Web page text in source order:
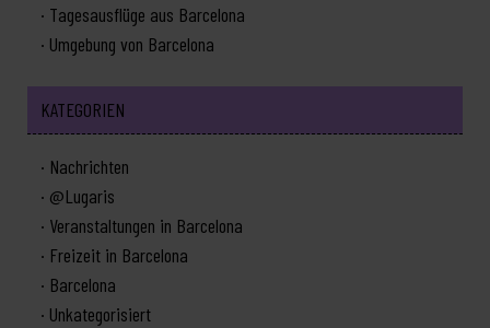
Tagesausflüge aus Barcelona
Umgebung von Barcelona
KATEGORIEN
Nachrichten
@Lugaris
Veranstaltungen in Barcelona
Freizeit in Barcelona
Barcelona
Unkategorisiert